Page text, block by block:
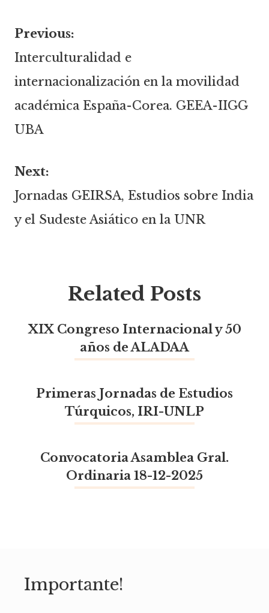
Navegación
de
entradas
Previous:
Interculturalidad e
internacionalización en la movilidad
académica España-Corea. GEEA-IIGG
UBA
Next:
Jornadas GEIRSA, Estudios sobre India
y el Sudeste Asiático en la UNR
Related Posts
XIX Congreso Internacional y 50
años de ALADAA
Primeras Jornadas de Estudios
Túrquicos, IRI-UNLP
Convocatoria Asamblea Gral.
Ordinaria 18-12-2025
Importante!